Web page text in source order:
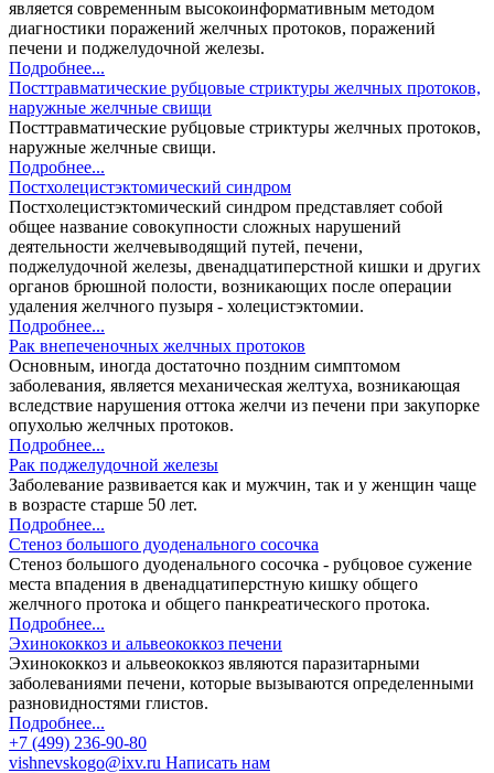
является современным высокоинформативным методом
диагностики поражений желчных протоков, поражений
печени и поджелудочной железы.
Подробнее...
Посттравматические рубцовые стриктуры желчных протоков,
наружные желчные свищи
Посттравматические рубцовые стриктуры желчных протоков,
наружные желчные свищи.
Подробнее...
Постхолецистэктомический синдром
Постхолецистэктомический синдром представляет собой
общее название совокупности сложных нарушений
деятельности желчевыводящий путей, печени,
поджелудочной железы, двенадцатиперстной кишки и других
органов брюшной полости, возникающих после операции
удаления желчного пузыря - холецистэктомии.
Подробнее...
Рак внепеченочных желчных протоков
Основным, иногда достаточно поздним симптомом
заболевания, является механическая желтуха, возникающая
вследствие нарушения оттока желчи из печени при закупорке
опухолью желчных протоков.
Подробнее...
Рак поджелудочной железы
Заболевание развивается как и мужчин, так и у женщин чаще
в возрасте старше 50 лет.
Подробнее...
Стеноз большого дуоденального сосочка
Стеноз большого дуоденального сосочка - рубцовое сужение
места впадения в двенадцатиперстную кишку общего
желчного протока и общего панкреатического протока.
Подробнее...
Эхинококкоз и альвеококкоз печени
Эхинококкоз и альвеококкоз являются паразитарными
заболеваниями печени, которые вызываются определенными
разновидностями глистов.
Подробнее...
+7 (499) 236-90-80
vishnevskogo@ixv.ru Написать нам